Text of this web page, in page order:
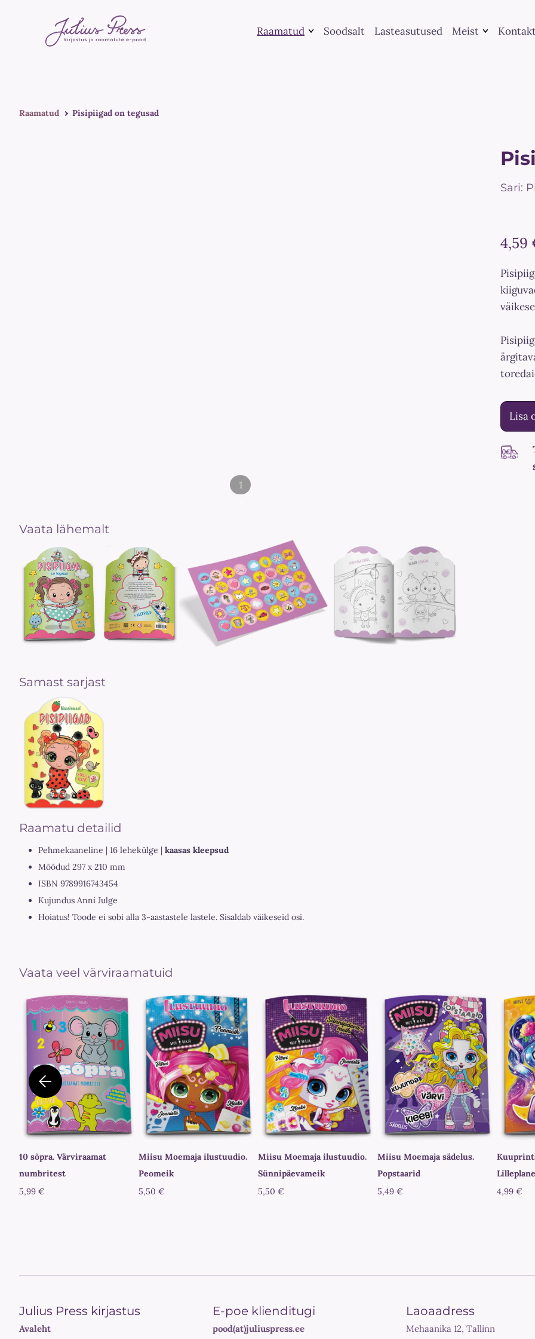
Raamatud Soodsalt Lasteasutused Meist
Raamatud Pisipiigad on tegusad
1
Vaata lähemalt
Sari:
4,59
Lisa
Samast sarjast
Raamatu detailid
Pehmekaaneline | 16 lehekülge | kaasas kleepsud
Mõõdud 297 x 210 mm
ISBN 9789916743454
Kujundus Anni Julge
Hoiatus! Toode ei sobi alla 3-aastastele lastele. Sisaldab väikeseid osi.
Vaata veel värviraamatuid
10 sõpra. Värviraamat
numbritest
5,99 €
Miisu Moemaja ilustuudio.
Peomeik
5,50 €
Miisu Moemaja ilustuudio.
Sünnipäevameik
5,50 €
Miisu Moemaja sädelus.
Popstaarid
5,49 €
4,99 €
Julius Press kirjastus
Avaleht
E-poe klienditugi
pood(at)juliuspress.ee
Laoaadress
Mehaanika 12, Tallinn